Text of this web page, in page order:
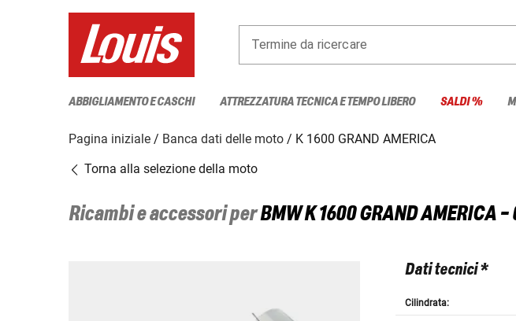
Termine da ricercare
ABBIGLIAMENTO E CASCHI ATTREZZATURA TECNICA E TEMPO LIBERO SALDI %
Pagina iniziale Banca dati delle moto
K 1600 GRAND AMERICA
Torna alla selezione della moto
Ricambi e accessori perBMWK 1600 GRAND AMERICA -
Dati tecnici *
Cilindrata: